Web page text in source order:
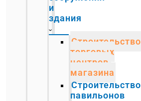
и
здания
Строительство
торговых
центров,
магазина
Строительство
павильонов